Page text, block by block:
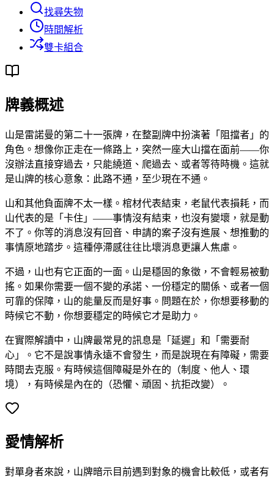
找尋失物
時間解析
雙卡組合
牌義概述
山是雷諾曼的第二十一張牌，在整副牌中扮演著「阻擋者」的
角色。想像你正走在一條路上，突然一座大山擋在面前——你
沒辦法直接穿過去，只能繞道、爬過去、或者等待時機。這就
是山牌的核心意象：此路不通，至少現在不通。
山和其他負面牌不太一樣。棺材代表結束，老鼠代表損耗，而
山代表的是「卡住」——事情沒有結束，也沒有變壞，就是動
不了。你等的消息沒有回音、申請的案子沒有進展、想推動的
事情原地踏步。這種停滯感往往比壞消息更讓人焦慮。
不過，山也有它正面的一面。山是穩固的象徵，不會輕易被動
搖。如果你需要一個不變的承諾、一份穩定的關係、或者一個
可靠的保障，山的能量反而是好事。問題在於，你想要移動的
時候它不動，你想要穩定的時候它才是助力。
在實際解讀中，山牌最常見的訊息是「延遲」和「需要耐
心」。它不是說事情永遠不會發生，而是說現在有障礙，需要
時間去克服。有時候這個障礙是外在的（制度、他人、環
境），有時候是內在的（恐懼、頑固、抗拒改變）。
愛情解析
對單身者來說，山牌暗示目前遇到對象的機會比較低，或者有